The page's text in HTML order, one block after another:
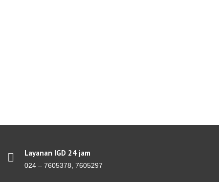
Layanan IGD 24 jam
024 – 7605378, 7605297